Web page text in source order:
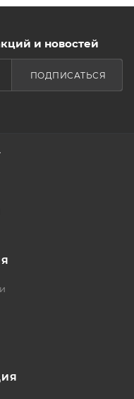
и новостей
ПОДПИСАТЬСЯ